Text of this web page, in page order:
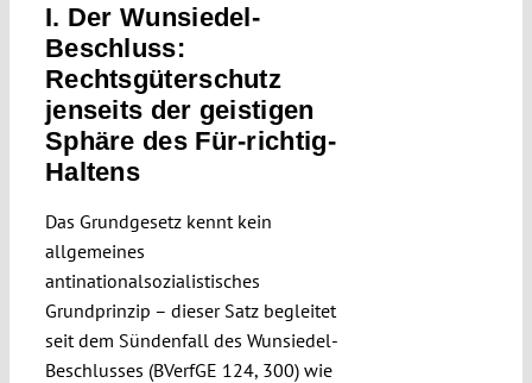
Submissions
Funding
I. Der Wunsiedel-
Beschluss:
Rechtsgüterschutz
jenseits der geistigen
Sphäre des Für-richtig-
Haltens
Das Grundgesetz kennt kein
allgemeines
antinationalsozialistisches
Grundprinzip – dieser Satz begleitet
seit dem Sündenfall des Wunsiedel-
Beschlusses (BVerfGE 124, 300) wie